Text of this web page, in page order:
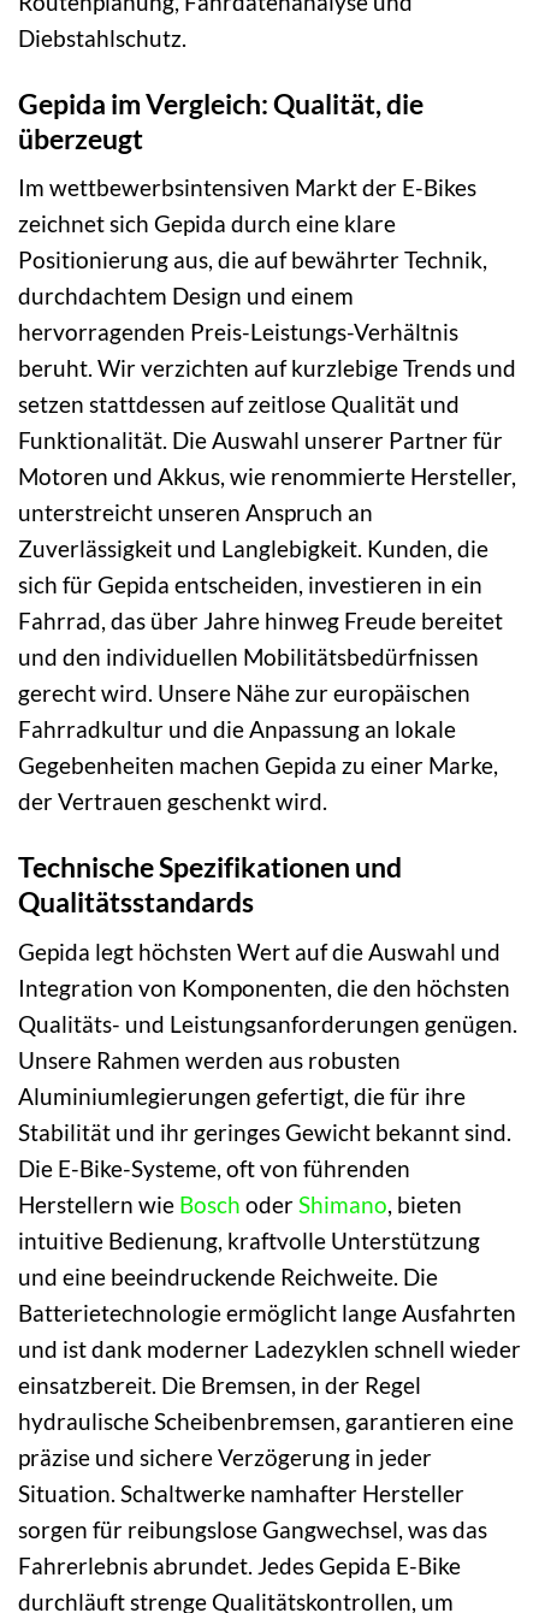
Diebstahlschutz.
Gepida im Vergleich: Qualität, die
überzeugt
Im wettbewerbsintensiven Markt der E-Bikes
zeichnet sich Gepida durch eine klare
Positionierung aus, die auf bewährter Technik,
durchdachtem Design und einem
hervorragenden Preis-Leistungs-Verhältnis
beruht. Wir verzichten auf kurzlebige Trends und
setzen stattdessen auf zeitlose Qualität und
Funktionalität. Die Auswahl unserer Partner für
Motoren und Akkus, wie renommierte Hersteller,
unterstreicht unseren Anspruch an
Zuverlässigkeit und Langlebigkeit. Kunden, die
sich für Gepida entscheiden, investieren in ein
Fahrrad, das über Jahre hinweg Freude bereitet
und den individuellen Mobilitätsbedürfnissen
gerecht wird. Unsere Nähe zur europäischen
Fahrradkultur und die Anpassung an lokale
Gegebenheiten machen Gepida zu einer Marke,
der Vertrauen geschenkt wird.
Technische Spezifikationen und
Qualitätsstandards
Gepida legt höchsten Wert auf die Auswahl und
Integration von Komponenten, die den höchsten
Qualitäts- und Leistungsanforderungen genügen.
Unsere Rahmen werden aus robusten
Aluminiumlegierungen gefertigt, die für ihre
Stabilität und ihr geringes Gewicht bekannt sind.
Die E-Bike-Systeme, oft von führenden
Herstellern wie Bosch oder Shimano , bieten
intuitive Bedienung, kraftvolle Unterstützung
und eine beeindruckende Reichweite. Die
Batterietechnologie ermöglicht lange Ausfahrten
und ist dank moderner Ladezyklen schnell wieder
einsatzbereit. Die Bremsen, in der Regel
hydraulische Scheibenbremsen, garantieren eine
präzise und sichere Verzögerung in jeder
Situation. Schaltwerke namhafter Hersteller
sorgen für reibungslose Gangwechsel, was das
Fahrerlebnis abrundet. Jedes Gepida E-Bike
durchläuft strenge Qualitätskontrollen, um